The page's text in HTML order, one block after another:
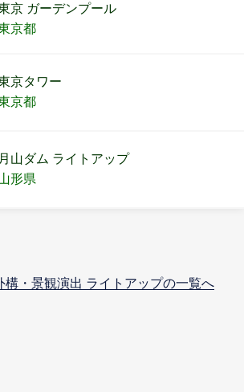
京 ガーデンプール
京都
京タワー
京都
月山ダム ライトアップ
形県
構・景観演出 ライトアップの一覧へ